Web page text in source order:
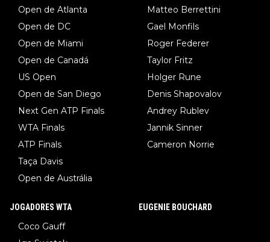
Open de Atlanta
Open de DC
Open de Miami
Open de Canadá
US Open
Open de San Diego
Next Gen ATP Finals
WTA Finals
ATP Finals
Taça Davis
Open de Austrália
Matteo Berrettini
Gael Monfils
Roger Federer
Taylor Fritz
Holger Rune
Denis Shapovalov
Andrey Rublev
Jannik Sinner
Cameron Norrie
JOGADORES WTA
Coco Gauff
EUGENIE BOUCHARD